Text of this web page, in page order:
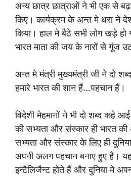
अन्य छात्र छात्राओं ने भी एक से
किए। कार्यक्रम के अन्त मे धरा ने
किया। हाल मे बैठे सभी लोग खड़े हो
भारत माता की जय के नारों से गूंज
अन्त मे मंत्री मुख्यमंत्री जी ने दो
हमारे भारत की शान हैं…पहचान हैं।
विदेशी मेहमानों ने भी दो शब्द कहे
की सभ्यता और संस्कार ही भारत
सभ्यता और संस्कार के लिए ही
अपनी अलग पहचान बनाए हुए है।
इन्टैलिजैन्ट होते हैं और दुनिया मे